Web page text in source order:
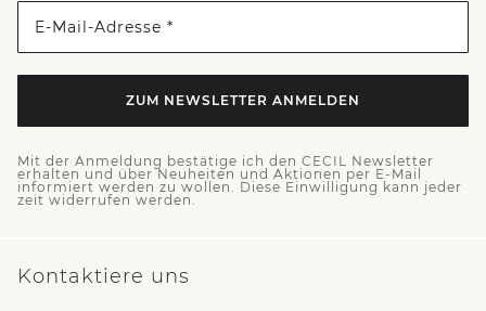
E-Mail-Adresse *
ZUM NEWSLETTER ANMELDEN
Mit der Anmeldung bestätige ich den CECIL Newsletter
erhalten und über Neuheiten und Aktionen per E-Mail
informiert werden zu wollen. Diese Einwilligung kann jeder
zeit widerrufen werden.
Kontaktiere uns